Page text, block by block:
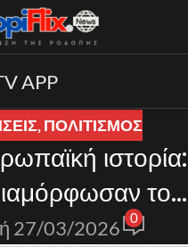
APP
,ΠΟΛΙΤΙΣΜΟΣ
ιστορία:
τον
Ευρώπη
27/03/2026 0